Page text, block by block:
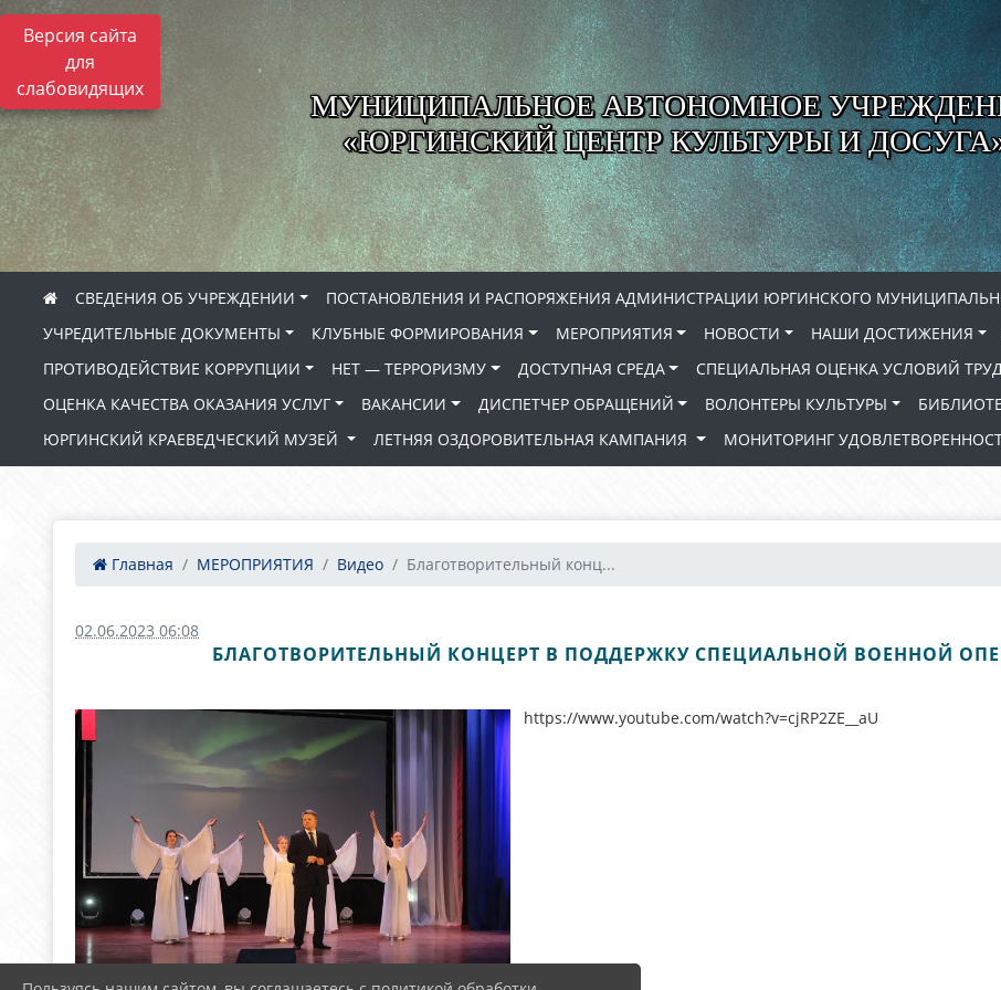
Версия сайта
для
слабовидящих
МУНИЦИПАЛЬНОЕ АВТОНОМНОЕ
«ЮРГИНСКИЙ ЦЕНТР КУЛЬТУРЫ И
СВЕДЕНИЯ ОБ УЧРЕЖДЕНИИ
ПОСТАНОВЛЕНИЯ И РАСПОРЯЖЕНИЯ АДМИНИСТРАЦИИ ЮРГИНСКОГО
УЧРЕДИТЕЛЬНЫЕ ДОКУМЕНТЫ
КЛУБНЫЕ ФОРМИРОВАНИЯ МЕРОПРИЯТИЯ НОВОСТИ НАШИ ДОСТИЖЕНИЯ
ПРОТИВОДЕЙСТВИЕ КОРРУПЦИИ
НЕТ — ТЕРРОРИЗМУ ДОСТУПНАЯ СРЕДА СПЕЦИАЛЬНАЯ ОЦЕНКА УСЛОВИЙ
ОЦЕНКА КАЧЕСТВА ОКАЗАНИЯ УСЛУГ
ВАКАНСИИ ДИСПЕТЧЕР ОБРАЩЕНИЙ ВОЛОНТЕРЫ КУЛЬТУРЫ
ЮРГИНСКИЙ КРАЕВЕДЧЕСКИЙ МУЗЕЙ
ЛЕТНЯЯ ОЗДОРОВИТЕЛЬНАЯ КАМПАНИЯ МОНИТОРИНГ
Главная МЕРОПРИЯТИЯ Видео Благотворительный конц...
02.06.2023 06:08
БЛАГОТВОРИТЕЛЬНЫЙ КОНЦЕРТ В ПОДДЕРЖКУ СПЕЦИАЛЬНОЙ ВОЕННОЙ
https://www.youtube.com/watch?v=cjRP2ZE__aU